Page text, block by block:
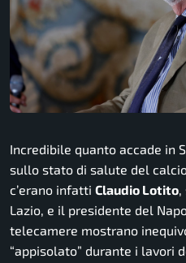
Incredibile quanto accade in
sullo stato di salute del
c’erano infatti Claudio Lotito,
Lazio, e il presidente del
telecamere mostrano
“appisolato” durante i lavori